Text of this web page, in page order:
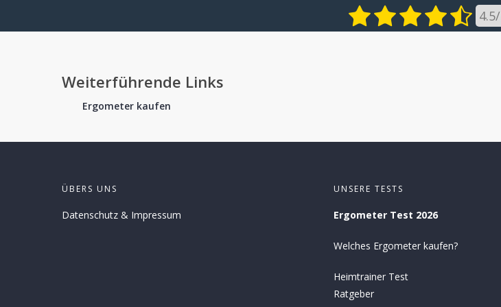
4.5/
Weiterführende Links
Ergometer kaufen
ÜBERS UNS
Datenschutz & Impressum
UNSERE TESTS
Ergometer Test 2026
Welches Ergometer kaufen?
Heimtrainer Test
Ratgeber